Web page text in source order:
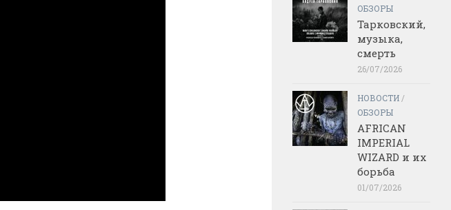
ОБЗОРЫ
Тарковский,
музыка,
смерть
26/07/2026
НОВОСТИ /
ОБЗОРЫ
AFRICAN
IMPERIAL
WIZARD и их
борьба
01/07/2026